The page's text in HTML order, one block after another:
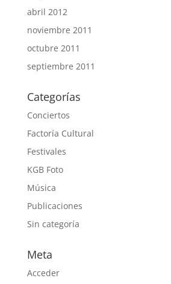
abril 2012
noviembre 2011
octubre 2011
septiembre 2011
Categorías
Conciertos
Factoría Cultural
Festivales
KGB Foto
Música
Publicaciones
Sin categoría
Meta
Acceder